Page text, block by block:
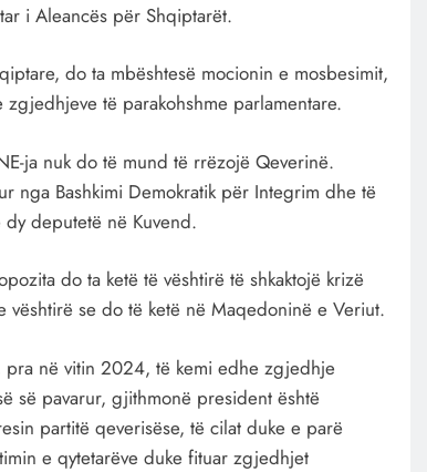
i Aleancës për Shqiptarët.
do ta mbështesë mocionin e mosbesimit,
të parakohshme parlamentare.
ja nuk do të mund të rrëzojë Qeverinë.
nga Bashkimi Demokratik për Integrim dhe të
deputetë në Kuvend.
do ta ketë të vështirë të shkaktojë krizë
se do të ketë në Maqedoninë e Veriut.
në vitin 2024, të kemi edhe zgjedhje
së pavarur, gjithmonë president është
partitë qeverisëse, të cilat duke e parë
e qytetarëve duke fituar zgjedhjet